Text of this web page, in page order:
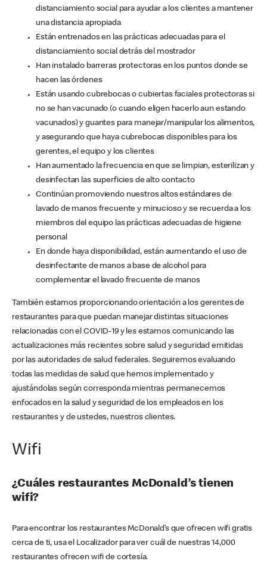
distanciamiento social para ayudar a los clientes a mantener
una distancia apropiada
Están entrenados en las prácticas adecuadas para el
distanciamiento social detrás del mostrador
Han instalado barreras protectoras en los puntos donde se
hacen las órdenes
Están usando cubrebocas o cubiertas faciales protectoras si
no se han vacunado (o cuando eligen hacerlo aun estando
vacunados) y guantes para manejar/manipular los alimentos,
y asegurando que haya cubrebocas disponibles para los
gerentes, el equipo y los clientes
Han aumentado la frecuencia en que se limpian, esterilizan y
desinfectan las superficies de alto contacto
Continúan promoviendo nuestros altos estándares de
lavado de manos frecuente y minucioso y se recuerda a los
miembros del equipo las prácticas adecuadas de higiene
personal
En donde haya disponibilidad, están aumentando el uso de
desinfectante de manos a base de alcohol para
complementar el lavado frecuente de manos
También estamos proporcionando orientación a los gerentes de
restaurantes para que puedan manejar distintas situaciones
relacionadas con el COVID-19 y les estamos comunicando las
actualizaciones más recientes sobre salud y seguridad emitidas
por las autoridades de salud federales. Seguiremos evaluando
todas las medidas de salud que hemos implementado y
ajustándolas según corresponda mientras permanecemos
enfocados en la salud y seguridad de los empleados en los
restaurantes y de ustedes, nuestros clientes.
Wifi
¿Cuáles restaurantes McDonald’s tienen
wifi?
Para encontrar los restaurantes McDonald’s que ofrecen wifi gratis
cerca de ti, usa el Localizador para ver cuál de nuestras 14,000
restaurantes ofrecen wifi de cortesía.